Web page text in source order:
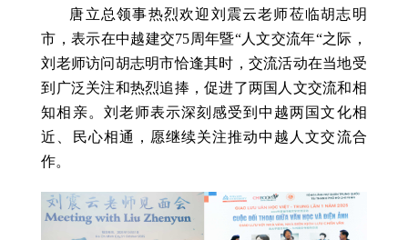
唐立总领事热烈欢迎刘震云老师莅临胡志明
市，表示在中越建交75周年暨“人文交流年“之际，
刘老师访问胡志明市恰逢其时，交流活动在当地受
到广泛关注和热烈追捧，促进了两国人文交流和相
知相亲。刘老师表示深刻感受到中越两国文化相
近、民心相通，愿继续关注推动中越人文交流合
作。